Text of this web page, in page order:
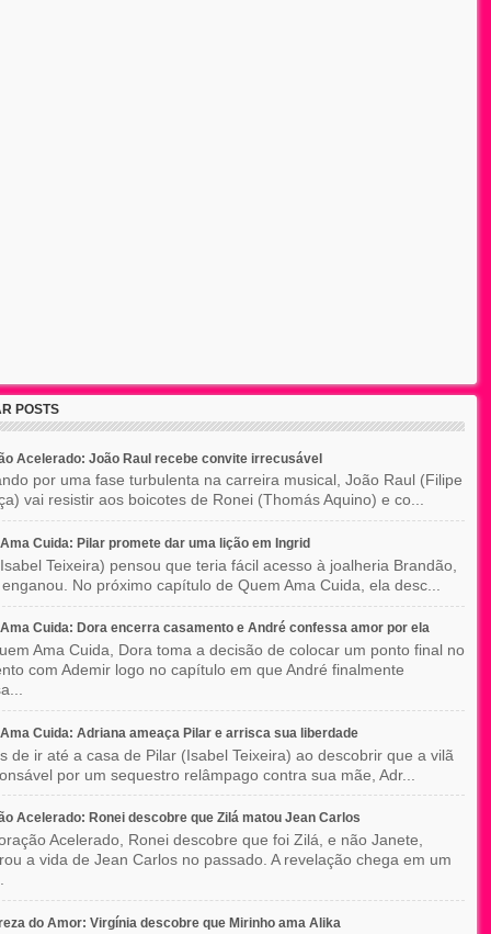
POSTS
Acelerado: João Raul recebe convite irrecusável
por uma fase turbulenta na carreira musical, João Raul (Filipe
vai resistir aos boicotes de Ronei (Thomás Aquino) e co...
Cuida: Pilar promete dar uma lição em Ingrid
Teixeira) pensou que teria fácil acesso à joalheria Brandão,
No próximo capítulo de Quem Ama Cuida, ela desc...
Cuida: Dora encerra casamento e André confessa amor por ela
Ama Cuida, Dora toma a decisão de colocar um ponto final no
com Ademir logo no capítulo em que André finalmente
Cuida: Adriana ameaça Pilar e arrisca sua liberdade
de ir até a casa de Pilar (Isabel Teixeira) ao descobrir que a vilã
por um sequestro relâmpago contra sua mãe, Adr...
Acelerado: Ronei descobre que Zilá matou Jean Carlos
Acelerado, Ronei descobre que foi Zilá, e não Janete,
a vida de Jean Carlos no passado. A revelação chega em um
do Amor: Virgínia descobre que Mirinho ama Alika